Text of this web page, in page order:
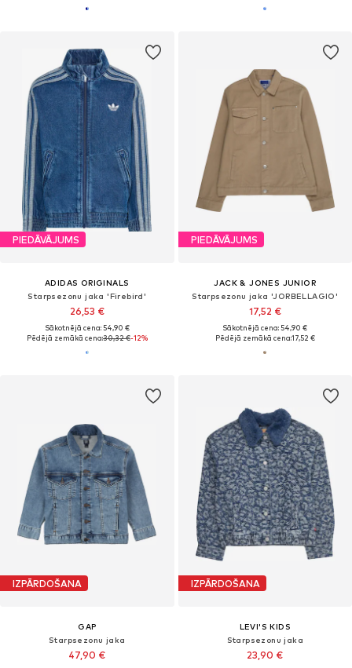
PIEDĀVĀJUMS
ADIDAS ORIGINALS
Starpsezonu jaka 'Firebird'
26,53 €
Sākotnējā cena: 54,90 €
Pēdējā zemākā cena:30,32 €-12%
PIEDĀVĀJUMS
JACK & JONES JUNIOR
Starpsezonu jaka 'JORBELLAGIO'
17,52 €
Sākotnējā cena: 54,90 €
Pēdējā zemākā cena:17,52 €
IZPĀRDOŠANA
GAP
Starpsezonu jaka
47,90 €
IZPĀRDOŠANA
LEVI'S KIDS
Starpsezonu jaka
23,90 €